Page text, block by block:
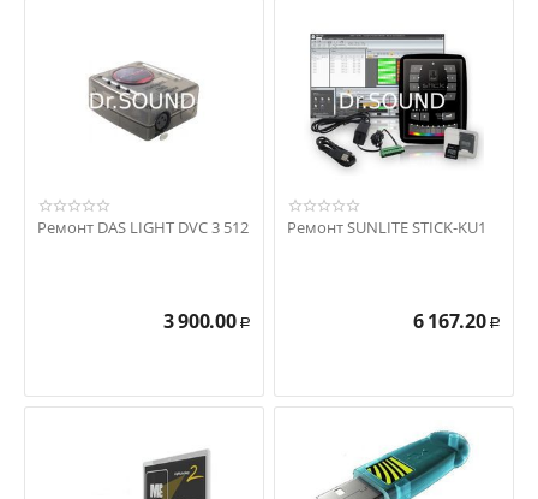
Ремонт DAS LIGHT DVC 3 512
3 900.00 Р
Ремонт SUNLITE STICK-KU1
6 167.20 Р